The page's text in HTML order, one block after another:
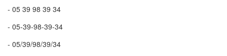
- 05 39 98 39 34
- 05-39-98-39-34
- 05/39/98/39/34